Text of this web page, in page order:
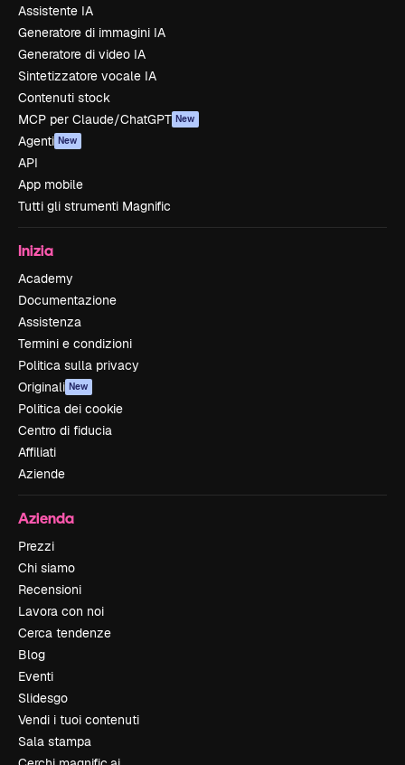
Assistente IA
Generatore di immagini IA
Generatore di video IA
Sintetizzatore vocale IA
Contenuti stock
MCP per Claude/ChatGPT New
Agenti New
API
App mobile
Tutti gli strumenti Magnific
Inizia
Academy
Documentazione
Assistenza
Termini e condizioni
Politica sulla privacy
Originali New
Politica dei cookie
Centro di fiducia
Affiliati
Aziende
Azienda
Prezzi
Chi siamo
Recensioni
Lavora con noi
Cerca tendenze
Blog
Eventi
Slidesgo
Vendi i tuoi contenuti
Sala stampa